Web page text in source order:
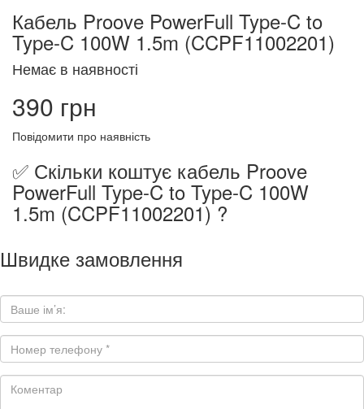
Кабель Proove PowerFull Type-C to
Type-C 100W 1.5m (CCPF11002201)
Немає в наявності
390 грн
Повідомити про наявність
✅ Скільки коштує кабель Proove
PowerFull Type-C to Type-C 100W
1.5m (CCPF11002201) ?
Швидке замовлення